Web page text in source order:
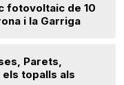
fotovoltaic de 10
i la Garriga
Parets,
topalls als